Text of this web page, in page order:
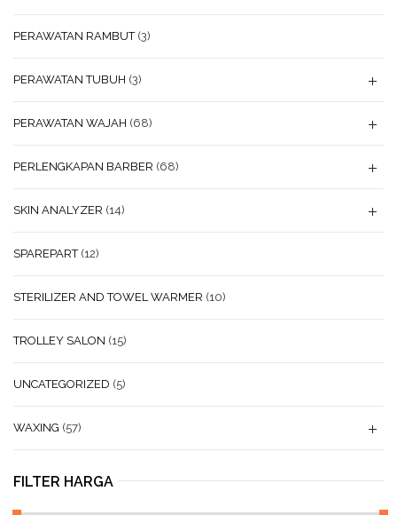
PERAWATAN RAMBUT (3)
PERAWATAN TUBUH (3)
PERAWATAN WAJAH (68)
PERLENGKAPAN BARBER (68)
SKIN ANALYZER (14)
SPAREPART (12)
STERILIZER AND TOWEL WARMER (10)
TROLLEY SALON (15)
UNCATEGORIZED (5)
WAXING (57)
FILTER HARGA